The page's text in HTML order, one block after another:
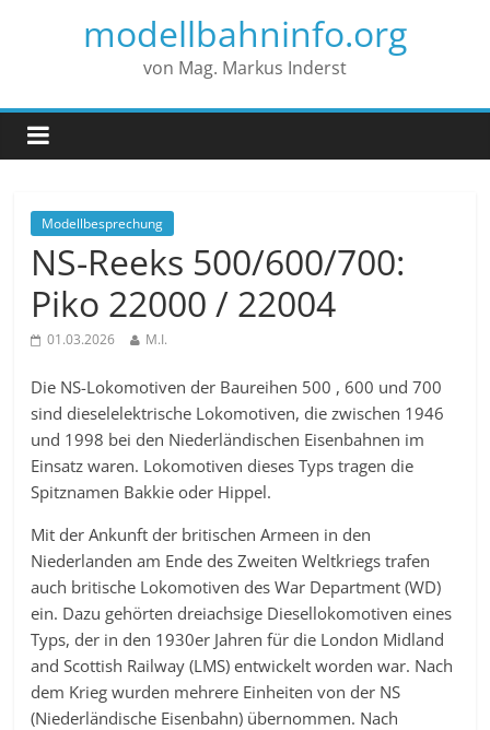
modellbahninfo.org
von Mag. Markus Inderst
Modellbesprechung
NS-Reeks 500/600/700:
Piko 22000 / 22004
01.03.2026 M.I.
Die NS-Lokomotiven der Baureihen 500 , 600 und 700
sind dieselelektrische Lokomotiven, die zwischen 1946
und 1998 bei den Niederländischen Eisenbahnen im
Einsatz waren. Lokomotiven dieses Typs tragen die
Spitznamen Bakkie oder Hippel.
Mit der Ankunft der britischen Armeen in den
Niederlanden am Ende des Zweiten Weltkriegs trafen
auch britische Lokomotiven des War Department (WD)
ein. Dazu gehörten dreiachsige Diesellokomotiven eines
Typs, der in den 1930er Jahren für die London Midland
and Scottish Railway (LMS) entwickelt worden war. Nach
dem Krieg wurden mehrere Einheiten von der NS
(Niederländische Eisenbahn) übernommen. Nach